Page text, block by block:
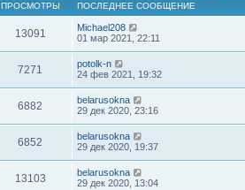
ПРОСМОТРЫ ПОСЛЕДНЕЕ СООБЩЕНИЕ
13091
Michael208
01 мар 2021, 22:11
7271
potolk-n
24 фев 2021, 19:32
6882
belarusokna
29 дек 2020, 23:16
6852
belarusokna
29 дек 2020, 19:37
13103
belarusokna
29 дек 2020, 13:04